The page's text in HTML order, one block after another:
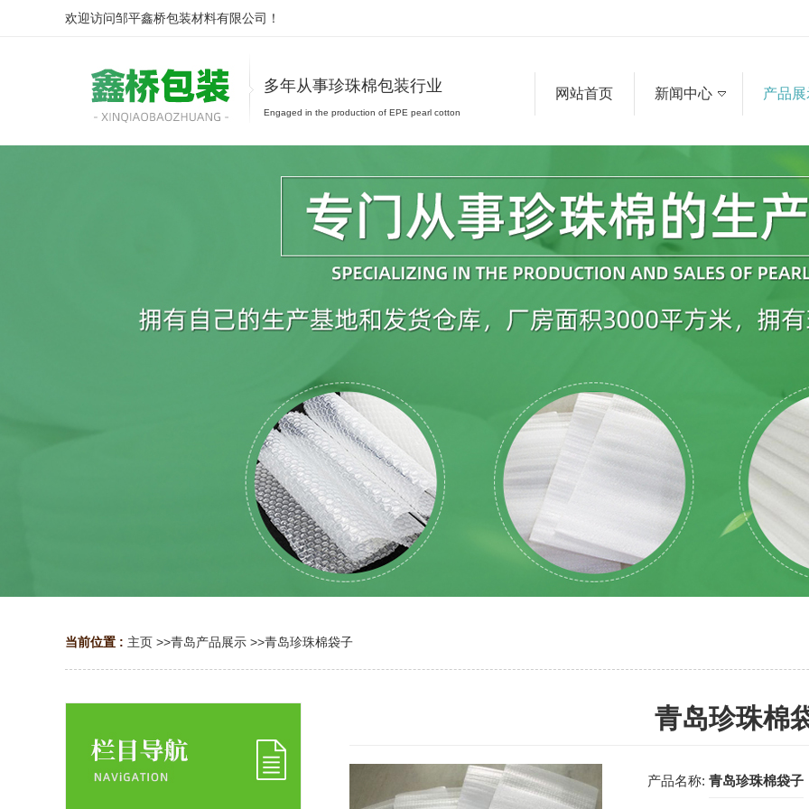
欢迎访问邹平鑫桥包装材料有限公司！
多年从事珍珠棉包装行业
Engaged in the production of EPE pearl cotton
网站首页 新闻中心 产品
当前位置 : 主页 >>青岛产品展示 >>青岛珍珠棉袋子
青岛珍珠棉
产品名称: 青岛珍珠棉袋子